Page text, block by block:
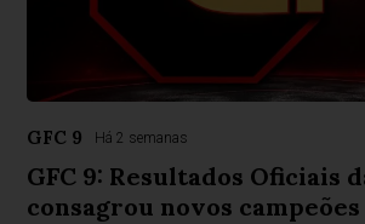
GFC 9 Há 2 semanas
GFC 9: Resultados Oficiais
consagrou novos